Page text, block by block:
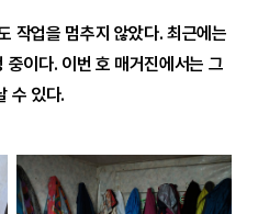
작업을 멈추지 않았다. 최근에는
중이다. 이번 호 매거진에서는 그
수 있다.